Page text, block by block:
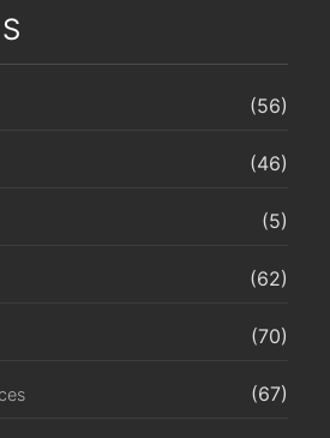
(56)
(46)
(5)
(62)
(70)
(67)